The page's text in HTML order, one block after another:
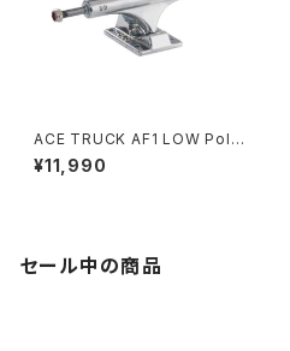
ACE TRUCK AF1 LOW Polis
hed 22
¥11,990
セール中の商品